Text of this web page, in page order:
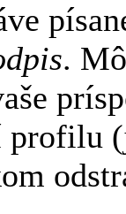
.
profilu